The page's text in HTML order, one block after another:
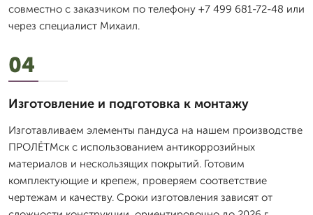
совместно с заказчиком по телефону +7 499 681-72-48 или
через специалист Михаил.
04
Изготовление и подготовка к монтажу
Изготавливаем элементы пандуса на нашем производстве
ПРОЛЁТМск с использованием антикоррозийных
материалов и нескользящих покрытий. Готовим
комплектующие и крепеж, проверяем соответствие
чертежам и качеству. Сроки изготовления зависят от